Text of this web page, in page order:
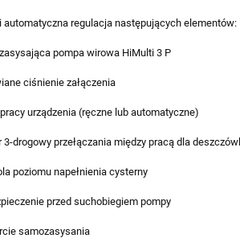
automatyczna regulacja następujących elementów:
pompa wirowa HiMulti 3 P
ciśnienie załączenia
urządzenia (ręczne lub automatyczne)
3-drogowy przełączania między pracą dla
poziomu napełnienia cysterny
przed suchobiegiem pompy
samozasysania